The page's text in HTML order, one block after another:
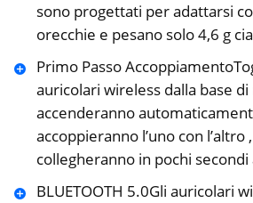
sono progettati per adattarsi
orecchie e pesano solo 4,6 g
Primo Passo
auricolari wireless dalla base di
accenderanno
accoppieranno l’uno con l’altro
collegheranno in pochi
BLUETOOTH 5.0Gli auricolari